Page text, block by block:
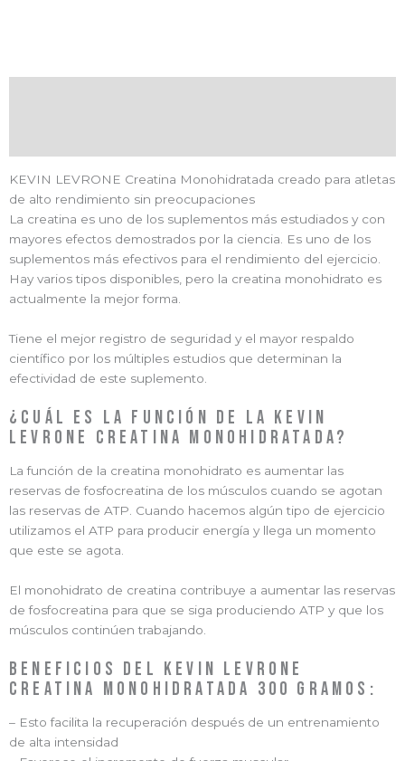
KEVIN LEVRONE Creatina Monohidratada creado para atletas
de alto rendimiento sin preocupaciones
La creatina es uno de los suplementos más estudiados y con
mayores efectos demostrados por la ciencia. Es uno de los
suplementos más efectivos para el rendimiento del ejercicio.
Hay varios tipos disponibles, pero la creatina monohidrato es
actualmente la mejor forma.
Tiene el mejor registro de seguridad y el mayor respaldo
científico por los múltiples estudios que determinan la
efectividad de este suplemento.
¿Cuál es la función de la KEVIN
LEVRONE Creatina Monohidratada?
La función de la creatina monohidrato es aumentar las
reservas de fosfocreatina de los músculos cuando se agotan
las reservas de ATP. Cuando hacemos algún tipo de ejercicio
utilizamos el ATP para producir energía y llega un momento
que este se agota.
El monohidrato de creatina contribuye a aumentar las reservas
de fosfocreatina para que se siga produciendo ATP y que los
músculos continúen trabajando.
Beneficios del KEVIN LEVRONE
Creatina Monohidratada 300 gramos:
– Esto facilita la recuperación después de un entrenamiento
de alta intensidad